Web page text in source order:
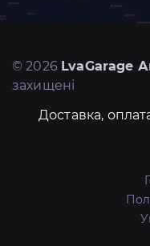
© 2026 LvaGarage
захищені
Доставка,